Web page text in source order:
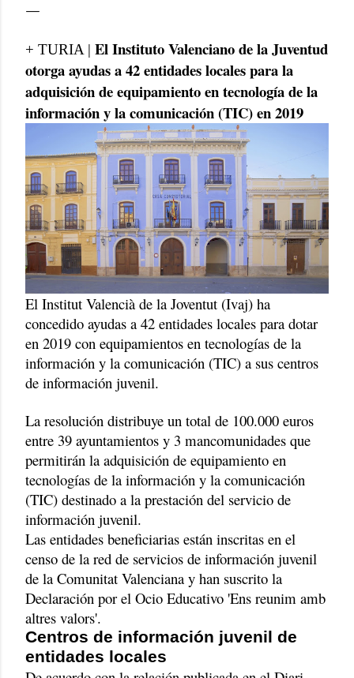
+ TURIA | El Instituto Valenciano de la Juventud
otorga ayudas a 42 entidades locales para la
adquisición de equipamiento en tecnología de la
información y la comunicación (TIC) en 2019
El Institut Valencià de la Joventut (Ivaj) ha
concedido ayudas a 42 entidades locales para dotar
en 2019 con equipamientos en tecnologías de la
información y la comunicación (TIC) a sus centros
de información juvenil.
La resolución distribuye un total de 100.000 euros
entre 39 ayuntamientos y 3 mancomunidades que
permitirán la adquisición de equipamiento en
tecnologías de la información y la comunicación
(TIC) destinado a la prestación del servicio de
información juvenil.
Las entidades beneficiarias están inscritas en el
censo de la red de servicios de información juvenil
de la Comunitat Valenciana y han suscrito la
Declaración por el Ocio Educativo 'Ens reunim amb
altres valors'.
Centros de información juvenil de
entidades locales